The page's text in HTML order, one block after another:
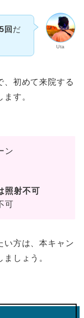
Uta
回 だ
、初めて来院する
す。
ン
照射不可
可
い方は、本キャン
しょう。